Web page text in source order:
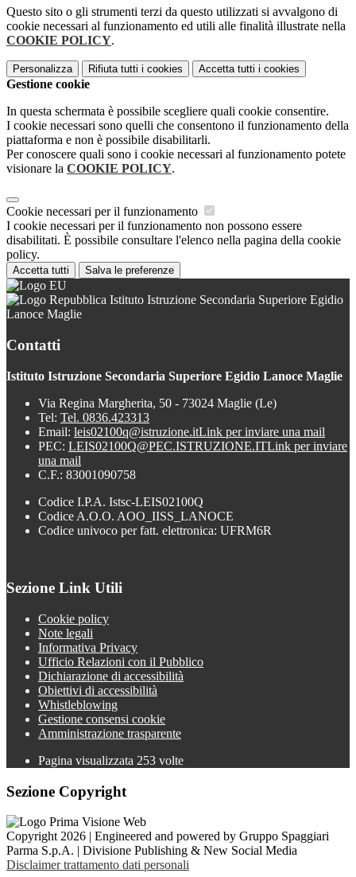
Questo sito o gli strumenti terzi da questo utilizzati si avvalgono di
cookie necessari al funzionamento ed utili alle finalità illustrate nella
COOKIE POLICY.
Personalizza Rifiuta tutti i cookies Accetta tutti i cookies
Gestione cookie
In questa schermata è possibile scegliere quali cookie consentire.
I cookie necessari sono quelli che consentono il funzionamento della
piattaforma e non è possibile disabilitarli.
Per conoscere quali sono i cookie necessari al funzionamento potete
visionare la COOKIE POLICY.
Cookie necessari per il funzionamento
I cookie necessari per il funzionamento non possono essere
disabilitati. È possibile consultare l'elenco nella pagina della cookie
policy.
Accetta tutti Salva le preferenze
Istituto Istruzione Secondaria Superiore Egidio
Lanoce Maglie
Contatti
Istituto Istruzione Secondaria Superiore Egidio Lanoce Maglie
Via Regina Margherita, 50 - 73024 Maglie (Le)
Tel: Tel. 0836.423313
Email: leis02100q@istruzione.itLink per inviare una mail
PEC: LEIS02100Q@PEC.ISTRUZIONE.ITLink per inviare
una mail
C.F.: 83001090758
Codice I.P.A. Istsc-LEIS02100Q
Codice A.O.O. AOO_IISS_LANOCE
Codice univoco per fatt. elettronica: UFRM6R
Sezione Link Utili
Cookie policy
Note legali
Informativa Privacy
Ufficio Relazioni con il Pubblico
Dichiarazione di accessibilità
Obiettivi di accessibilità
Whistleblowing
Gestione consensi cookie
Amministrazione trasparente
Pagina visualizzata 253 volte
Sezione Copyright
Copyright 2026 | Engineered and powered by Gruppo Spaggiari
Parma S.p.A. | Divisione Publishing & New Social Media
Disclaimer trattamento dati personali